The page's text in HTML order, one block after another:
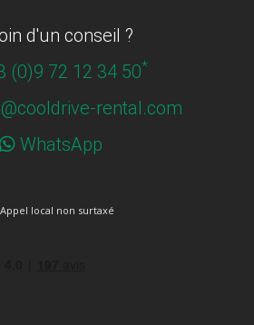
d'un conseil ?
(0)9 72 12 34 50*
rental.com
WhatsApp
local non surtaxé